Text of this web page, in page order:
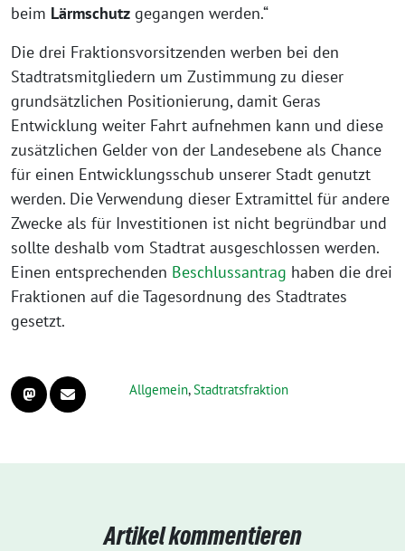
beim Lärmschutz gegangen werden.“
Die drei Fraktionsvorsitzenden werben bei den
Stadtratsmitgliedern um Zustimmung zu dieser
grundsätzlichen Positionierung, damit Geras
Entwicklung weiter Fahrt aufnehmen kann und diese
zusätzlichen Gelder von der Landesebene als Chance
für einen Entwicklungsschub unserer Stadt genutzt
werden. Die Verwendung dieser Extramittel für andere
Zwecke als für Investitionen ist nicht begründbar und
sollte deshalb vom Stadtrat ausgeschlossen werden.
Einen entsprechenden Beschlussantrag haben die drei
Fraktionen auf die Tagesordnung des Stadtrates
gesetzt.
Allgemein,Stadtratsfraktion
Artikel kommentieren